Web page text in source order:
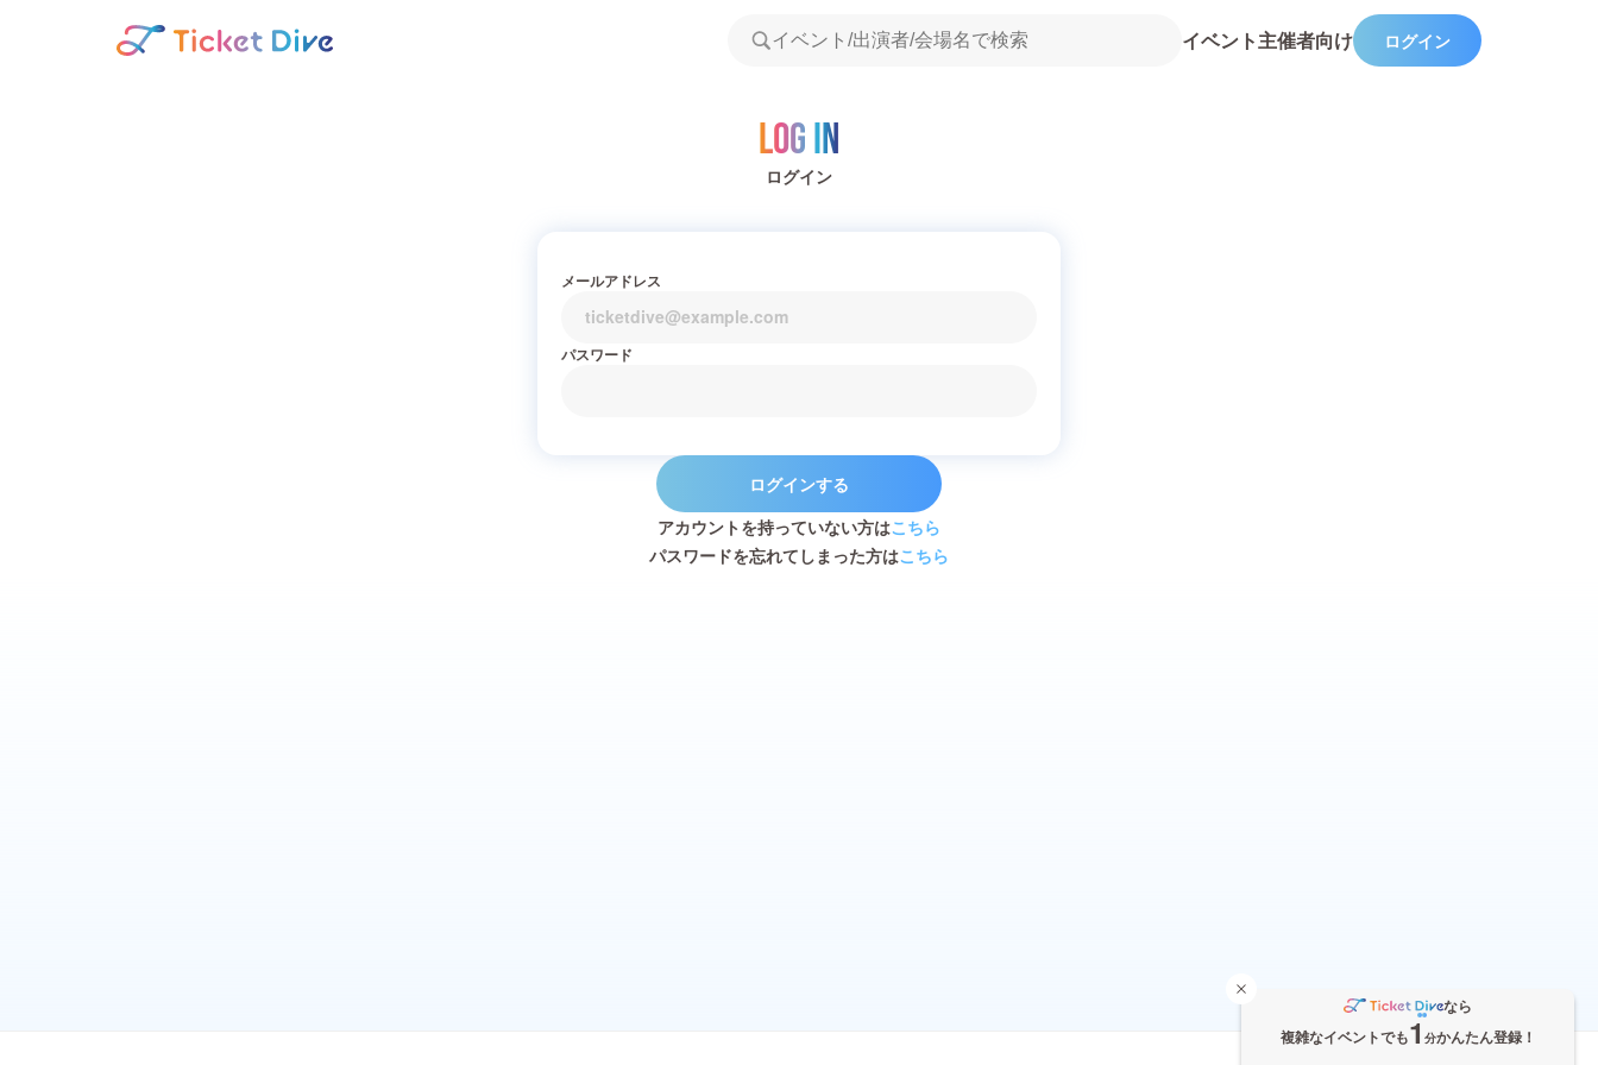
イベント主催者向け ログイン
Log in
ログイン
メールアドレス
パスワード
ログインする
アカウントを持っていない方はこちら
パスワードを忘れてしまった方はこちら
なら
複雑なイベントでも1 分かんたん登録！